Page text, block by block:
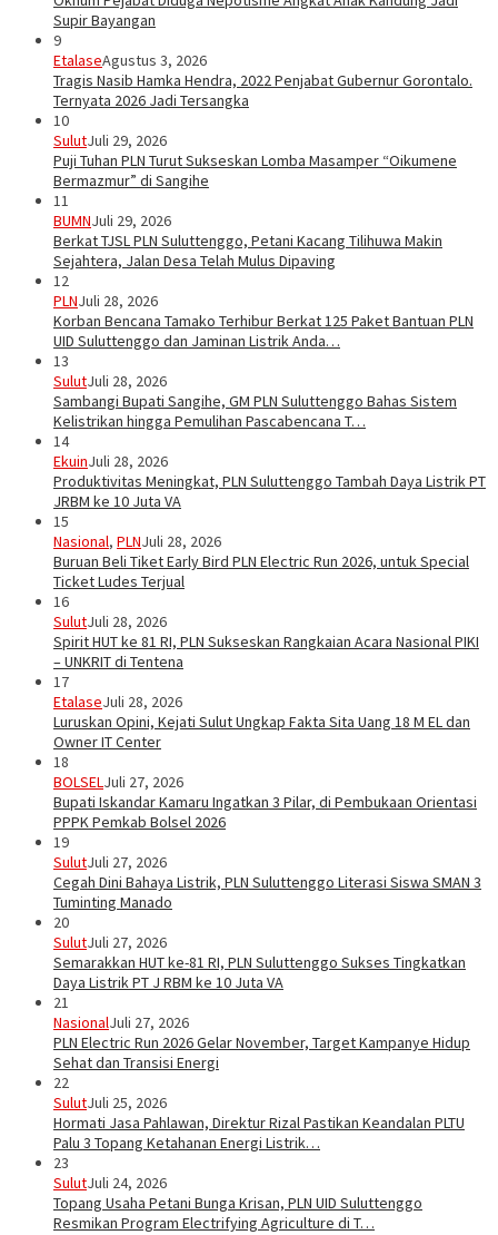
Supir Bayangan
9
EtalaseAgustus 3, 2026
Tragis Nasib Hamka Hendra, 2022 Penjabat Gubernur Gorontalo.
Ternyata 2026 Jadi Tersangka
10
SulutJuli 29, 2026
Puji Tuhan PLN Turut Sukseskan Lomba Masamper “Oikumene
Bermazmur” di Sangihe
11
BUMNJuli 29, 2026
Berkat TJSL PLN Suluttenggo, Petani Kacang Tilihuwa Makin
Sejahtera, Jalan Desa Telah Mulus Dipaving
12
PLNJuli 28, 2026
Korban Bencana Tamako Terhibur Berkat 125 Paket Bantuan PLN
UID Suluttenggo dan Jaminan Listrik Anda…
13
SulutJuli 28, 2026
Sambangi Bupati Sangihe, GM PLN Suluttenggo Bahas Sistem
Kelistrikan hingga Pemulihan Pascabencana T…
14
EkuinJuli 28, 2026
Produktivitas Meningkat, PLN Suluttenggo Tambah Daya Listrik PT
JRBM ke 10 Juta VA
15
Nasional, PLNJuli 28, 2026
Buruan Beli Tiket Early Bird PLN Electric Run 2026, untuk Special
Ticket Ludes Terjual
16
SulutJuli 28, 2026
Spirit HUT ke 81 RI, PLN Sukseskan Rangkaian Acara Nasional PIKI
– UNKRIT di Tentena
17
EtalaseJuli 28, 2026
Luruskan Opini, Kejati Sulut Ungkap Fakta Sita Uang 18 M EL dan
Owner IT Center
18
BOLSELJuli 27, 2026
Bupati Iskandar Kamaru Ingatkan 3 Pilar, di Pembukaan Orientasi
PPPK Pemkab Bolsel 2026
19
SulutJuli 27, 2026
Cegah Dini Bahaya Listrik, PLN Suluttenggo Literasi Siswa SMAN 3
Tuminting Manado
20
SulutJuli 27, 2026
Semarakkan HUT ke-81 RI, PLN Suluttenggo Sukses Tingkatkan
Daya Listrik PT J RBM ke 10 Juta VA
21
NasionalJuli 27, 2026
PLN Electric Run 2026 Gelar November, Target Kampanye Hidup
Sehat dan Transisi Energi
22
SulutJuli 25, 2026
Hormati Jasa Pahlawan, Direktur Rizal Pastikan Keandalan PLTU
Palu 3 Topang Ketahanan Energi Listrik…
23
SulutJuli 24, 2026
Topang Usaha Petani Bunga Krisan, PLN UID Suluttenggo
Resmikan Program Electrifying Agriculture di T…